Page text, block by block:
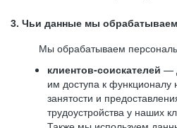
3. Чьи данные мы обрабатываем
Мы обрабатываем
клиентов-соискателей —
им доступа к функционалу
занятости и
трудоустройства у наших